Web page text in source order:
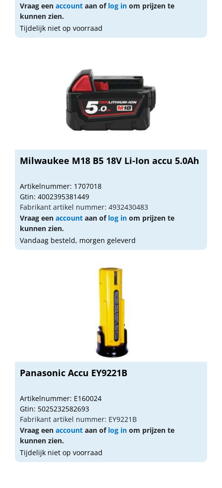
Vraag een account aan of log in om prijzen te
kunnen zien.
Tijdelijk niet op voorraad
Milwaukee M18 B5 18V Li-Ion accu 5.0Ah
Artikelnummer: 1707018
Gtin: 4002395381449
Fabrikant artikel nummer: 4932430483
Vraag een account aan of log in om prijzen te
kunnen zien.
Vandaag besteld, morgen geleverd
Panasonic Accu EY9221B
Artikelnummer: E160024
Gtin: 5025232582693
Fabrikant artikel nummer: EY9221B
Vraag een account aan of log in om prijzen te
kunnen zien.
Tijdelijk niet op voorraad